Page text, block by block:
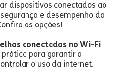
dispositivos conectados ao
e desempenho da
as opções!
conectados no Wi-Fi
para garantir a
o uso da internet.